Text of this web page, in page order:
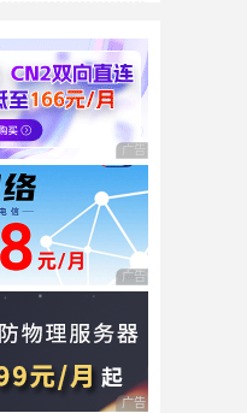
广告 商业广告，理性
广告 商业广告，理性
广告 商业广告，理性